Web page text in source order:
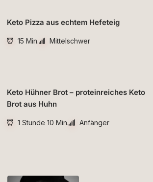
Keto Pizza aus echtem Hefeteig
15 Min. Mittelschwer
Keto Hühner Brot – proteinreiches Keto
Brot aus Huhn
1 Stunde 10 Min. Anfänger